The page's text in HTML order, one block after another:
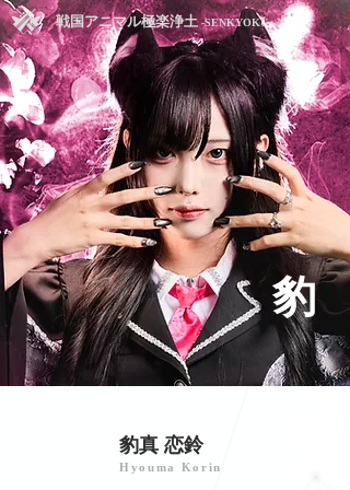
戦国アニマル極楽浄土-SENKYOKU-
​豹
豹真 恋鈴
Hyouma Korin